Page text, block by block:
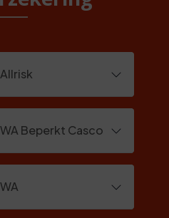
Beperkt Casco